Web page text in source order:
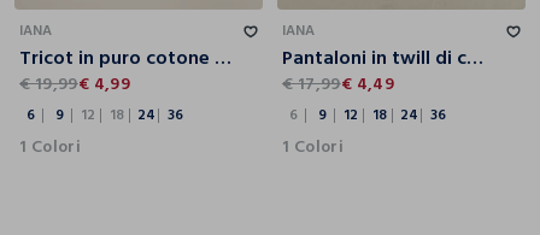
IANA
Tricot in puro cotone IANA neonata
€ 19,99€ 4,99
6 9 12 18 24 36
1 Colori
IANA
Pantaloni in twill di cotone stretch IANA neonato
€ 17,99€ 4,49
6 9 12 18 24 36
1 Colori